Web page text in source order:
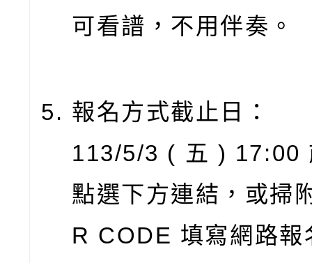
可看譜，不用伴奏。
報名方式截止日：
113/5/3 ( 五 ) 17:00
點選下方連結，或掃
R CODE 填寫網路報